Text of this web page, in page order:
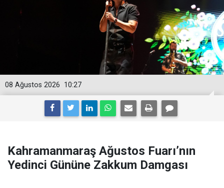
10:27
08 Ağustos 2026
Kahramanmaraş Ağustos Fuarı’nın
Yedinci Gününe Zakkum Damgası